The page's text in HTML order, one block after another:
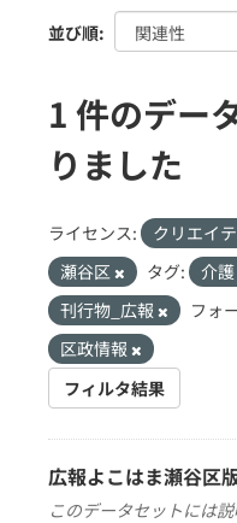
並び順
1 件のデー
りました
ライセンス: クリエイ
瀬谷区
タグ: 介護
刊行物_広報
フォ
区政情報
フィルタ結果
広報よこはま瀬谷区
このデータセットには